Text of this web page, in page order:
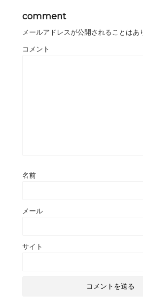
comment
メールアドレスが公開されることはあ
コメント
名前
メール
サイト